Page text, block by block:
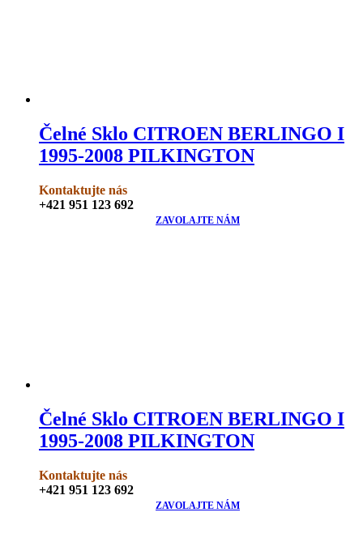
Čelné Sklo CITROEN BERLINGO I
1995-2008 PILKINGTON
Kontaktujte nás
+421 951 123 692
ZAVOLAJTE NÁM
Čelné Sklo CITROEN BERLINGO I
1995-2008 PILKINGTON
Kontaktujte nás
+421 951 123 692
ZAVOLAJTE NÁM